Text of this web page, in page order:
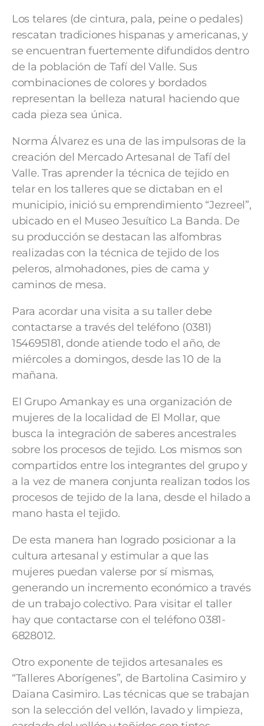
Los telares (de cintura, pala, peine o pedales)
rescatan tradiciones hispanas y americanas, y
se encuentran fuertemente difundidos dentro
de la población de Tafí del Valle. Sus
combinaciones de colores y bordados
representan la belleza natural haciendo que
cada pieza sea única.
Norma Álvarez es una de las impulsoras de la
creación del Mercado Artesanal de Tafí del
Valle. Tras aprender la técnica de tejido en
telar en los talleres que se dictaban en el
municipio, inició su emprendimiento “Jezreel”,
ubicado en el Museo Jesuítico La Banda. De
su producción se destacan las alfombras
realizadas con la técnica de tejido de los
peleros, almohadones, pies de cama y
caminos de mesa.
Para acordar una visita a su taller debe
contactarse a través del teléfono (0381)
154695181, donde atiende todo el año, de
miércoles a domingos, desde las 10 de la
mañana.
El Grupo Amankay es una organización de
mujeres de la localidad de El Mollar, que
busca la integración de saberes ancestrales
sobre los procesos de tejido. Los mismos son
compartidos entre los integrantes del grupo y
a la vez de manera conjunta realizan todos los
procesos de tejido de la lana, desde el hilado a
mano hasta el tejido.
De esta manera han logrado posicionar a la
cultura artesanal y estimular a que las
mujeres puedan valerse por sí mismas,
generando un incremento económico a través
de un trabajo colectivo. Para visitar el taller
hay que contactarse con el teléfono 0381-
6828012.
Otro exponente de tejidos artesanales es
“Talleres Aborígenes”, de Bartolina Casimiro y
Daiana Casimiro. Las técnicas que se trabajan
son la selección del vellón, lavado y limpieza,